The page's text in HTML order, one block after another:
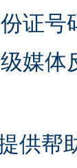
证
媒
供帮